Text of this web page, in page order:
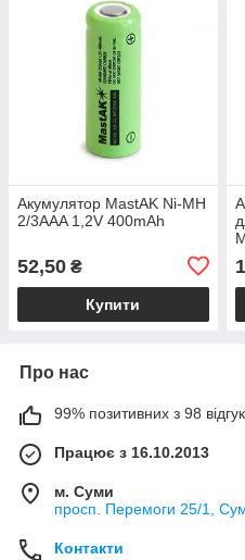
Акумулятор MastAK Ni-MH
2/3AAA 1,2V 400mAh
52,50 ₴
Купити
Про нас
99% позитивних з 98
Працює з 16.10.2013
м. Суми
просп. Перемоги 25/1,
Контакти